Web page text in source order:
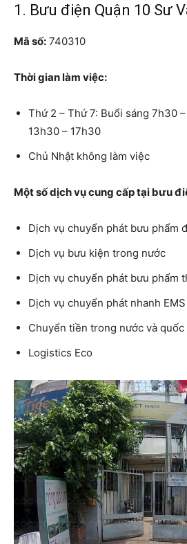
1. Bưu điện Quận 10 Sư
Mã số: 740310
Thời gian làm việc:
Thứ 2 – Thứ 7: Buổi sáng 7h30
13h30 – 17h30
Chủ Nhật không làm việc
Một số dịch vụ cung cấp tại bưu
Dịch vụ chuyển phát bưu phẩm
Dịch vụ bưu kiện trong nước
Dịch vụ chuyển phát bưu phẩm
Dịch vụ chuyển phát nhanh EMS
Chuyển tiền trong nước và quốc
Logistics Eco